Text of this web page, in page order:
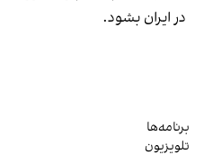
در ایران بشود.
برنامه‌ها
تلویزیون